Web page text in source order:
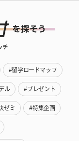
チ
#留学ロードマップ
ル #プレゼント
ゼミ #特集企画